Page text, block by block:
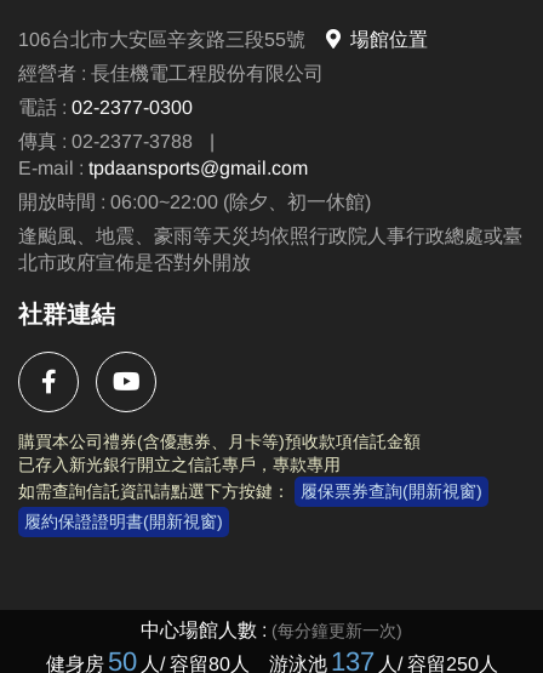
106台北市大安區辛亥路三段55號
場館位置
經營者 : 長佳機電工程股份有限公司
電話 : 02-2377-0300
傳真 : 02-2377-3788
|
E-mail : tpdaansports@gmail.com
開放時間 : 06:00~22:00 (除夕、初一休館)
逢颱風、地震、豪雨等天災均依照行政院人事行政總處或臺
北市政府宣佈是否對外開放
社群連結
購買本公司禮券(含優惠券、月卡等)預收款項信託金額
已存入新光銀行開立之信託專戶，專款專用
如需查詢信託資訊請點選下方按鍵：
履保票券查詢(開新視窗)
履約保證證明書(開新視窗)